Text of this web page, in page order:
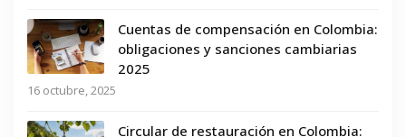
Cuentas de compensación en Colombia:
obligaciones y sanciones cambiarias
2025
16 octubre, 2025
Circular de restauración en Colombia: